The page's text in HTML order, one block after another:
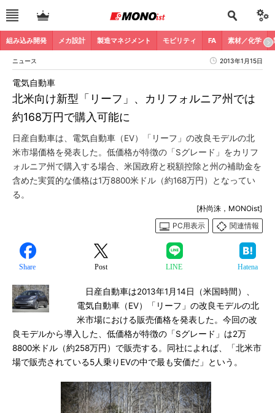
組み込み開発 メカ設計 製造マネジメント モビリティ FA 素材／化学
ニュース 2013年1月15日
北米向け新型「リーフ」、カリフォルニア州では
約168万円で購入可能に
電気自動車
日産自動車は、電気自動車（EV）「リーフ」の改良モデルの北
米市場価格を発表した。低価格が特徴の「Sグレード」をカリフ
ォルニア州で購入する場合、米国政府と税額控除と州の補助金を
含めた実質的な価格は1万8800米ドル（約168万円）となってい
る。
[朴尚洙，MONOist]
PC用表示
関連情報
Share Post LINE Hatena
日産自動車は2013年1月14日（米国時間）、
電気自動車（EV）「リーフ」の改良モデルの北
米市場における販売価格を発表した。今回の改
良モデルから導入した、低価格が特徴の「Sグレード」は2万
8800米ドル（約258万円）で販売する。同社によれば、「北米市
場で販売されている5人乗りEVの中で最も安価だ」という。